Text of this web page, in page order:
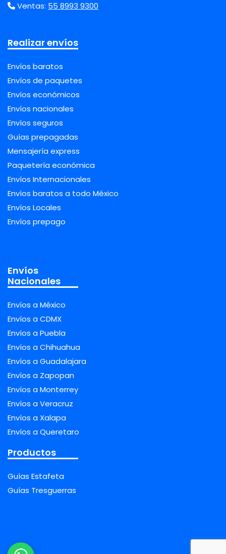
Ventas: 55 8993 9300
Realizar envíos
Envíos baratos
Envíos de paquetes
Envíos económicos
Envíos nacionales
Envíos seguros
Guías prepagadas
Mensajería express
Paquetería económica
Envíos Internacionales
Envíos baratos a todo México
Envíos Locales
Envíos prepago
Envíos
Nacionales
Envíos a México
Envíos a CDMX
Envíos a Puebla
Envíos a Chihuahua
Envíos a Guadalajara
Envíos a Zapopan
Envíos a Monterrey
Envíos a Veracruz
Envíos a Xalapa
Envíos a Queretaro
Productos
Guías Estafeta
Guías Tresguerras